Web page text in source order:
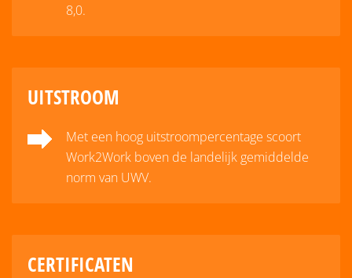
8,0.
UITSTROOM
Met een hoog uitstroompercentage scoort
Work2Work boven de landelijk gemiddelde
norm van UWV.
CERTIFICATEN